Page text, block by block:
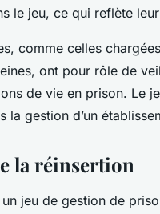
le jeu, ce qui reflète
comme celles
ont pour rôle de
de vie en prison. Le
la gestion d’un
la réinsertion
jeu de gestion de